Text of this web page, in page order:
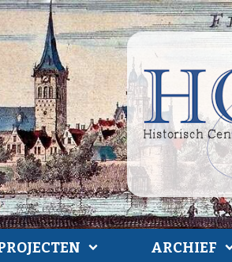
ARCHIEF